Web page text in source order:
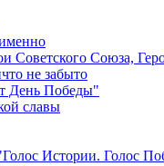
Советского Союза,
не забыто
День Победы"
славы
Истории. Голос